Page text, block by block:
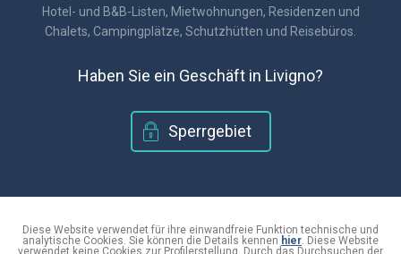
Hotel- und B&B-Listen, Mietwohnungen, Residenzen und
Chalets, Campingplätze, Schutzhütten und Reisebüros.
Haben Sie ein Geschäft in Livigno?
Sperrgebiet
© 2018 - Livigno.info |
C.F. 920171601410
|
Informationen zum Datenschutz und zur Verwendung von Cookies
Diese Website verwendet für ihre einwandfreie Funktion technische und
analytische Cookies. Sie können die Details kennen hier. Diese Website
verwendet keine Cookies zur Profilerstellung. Durch das Durchsuchen der